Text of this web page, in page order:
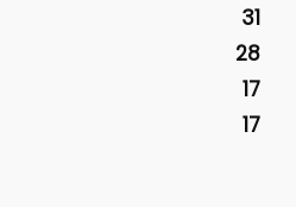
31
28
17
17